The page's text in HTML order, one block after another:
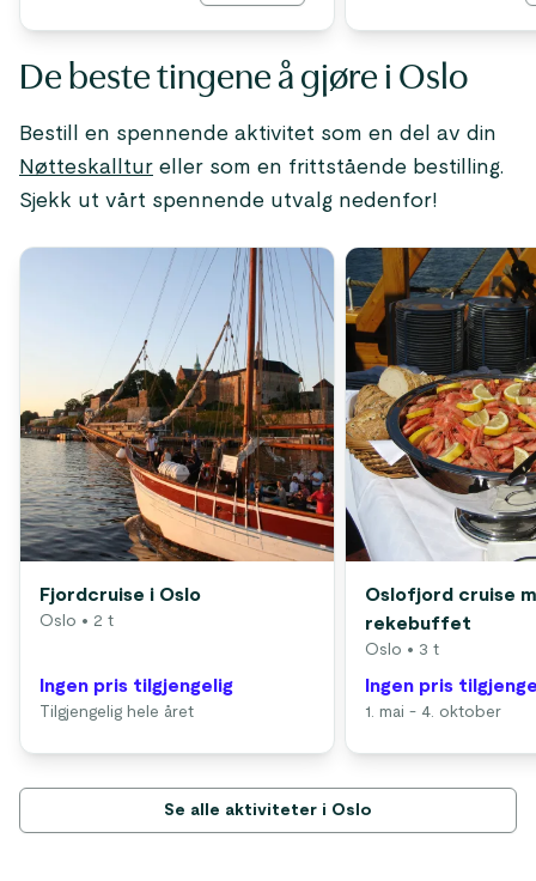
De beste tingene å gjøre i Oslo
Bestill en spennende aktivitet som en del av din
Nøtteskalltur eller som en frittstående bestilling.
Sjekk ut vårt spennende utvalg nedenfor!
Fjordcruise i Oslo
Oslo • 2 t
Ingen pris tilgjengelig
Tilgjengelig hele året
Oslofjord cruise
rekebuffet
Oslo • 3 t
Ingen pris
1. mai - 4. oktober
Se alle aktiviteter i Oslo